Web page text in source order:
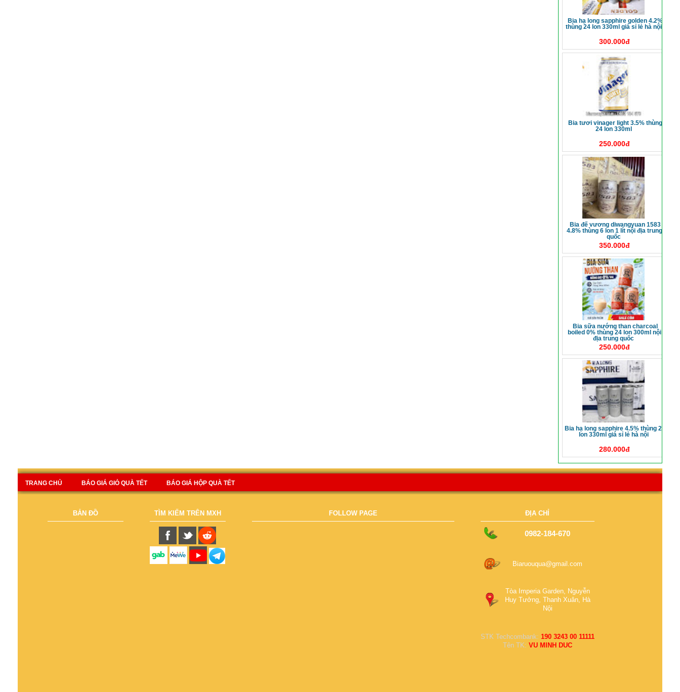
bia hạ long sapphire golden 4.2%
thùng 24 lon 330ml giá sỉ lẻ hà nội
300.000đ
bia tươi vinager light 3.5% thùng
24 lon 330ml
250.000đ
bia đế vương diwangyuan 1583
4.8% thùng 6 lon 1 lít nội địa trung
quốc
350.000đ
bia sữa nướng than charcoal
boiled 0% thùng 24 lon 300ml nội
địa trung quốc
250.000đ
bia hạ long sapphire 4.5% thùng 24
lon 330ml giá sỉ lẻ hà nội
280.000đ
TRANG CHỦ BÁO GIÁ GIỎ QUÀ TẾT BÁO GIÁ HỘP QUÀ TẾT
BẢN ĐỒ TÌM KIẾM TRÊN MXH FOLLOW PAGE ĐỊA CHỈ
0982-184-670
Biaruouqua@gmail.com
Tòa Imperia Garden, Nguyễn
Huy Tưởng, Thanh Xuân, Hà
Nội
STK Techcombank: 190 3243 00 11111
Tên TK: VU MINH DUC